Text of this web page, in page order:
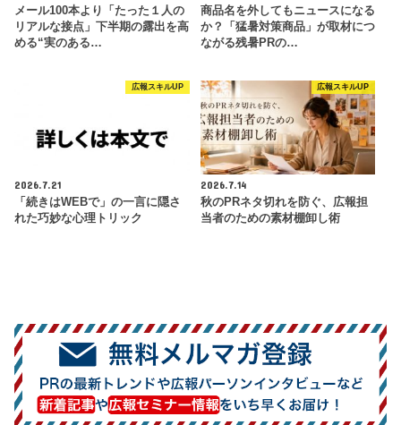
メール100本より「たった１人の
リアルな接点」下半期の露出を高
める“実のある…
商品名を外してもニュースになる
か？「猛暑対策商品」が取材につ
ながる残暑PRの…
広報スキルUP
2026.7.21
「続きはWEBで」の一言に隠さ
れた巧妙な心理トリック
広報スキルUP
2026.7.14
秋のPRネタ切れを防ぐ、広報担
当者のための素材棚卸し術